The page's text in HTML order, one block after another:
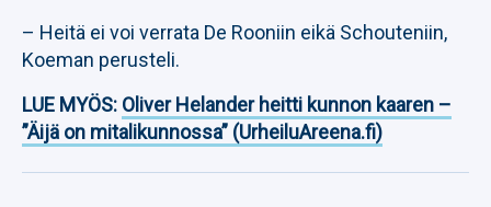
– Heitä ei voi verrata De Rooniin eikä Schouteniin,
Koeman perusteli.
LUE MYÖS: Oliver Helander heitti kunnon kaaren –
”Äijä on mitalikunnossa” (UrheiluAreena.fi)